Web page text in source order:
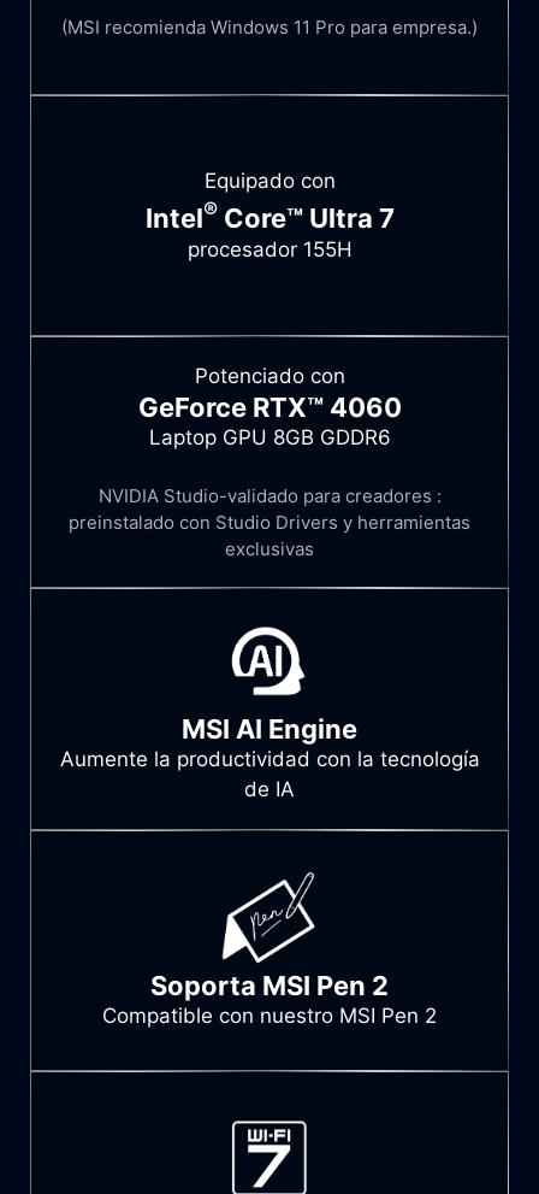
(MSI recomienda Windows 11 Pro para empresa.)
Equipado con
Intel®Core™ Ultra 7
procesador 155H
Potenciado con
GeForce RTX™ 4060
Laptop GPU 8GB GDDR6
NVIDIA Studio-validado para creadores :
preinstalado con Studio Drivers y herramientas
exclusivas
MSI AI Engine
Aumente la productividad con la tecnología
de IA
Soporta MSI Pen 2
Compatible con nuestro MSI Pen 2